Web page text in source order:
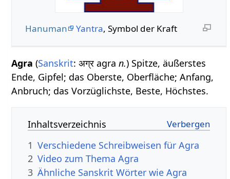
Hanuman Yantra, Symbol der Kraft
Agra (Sanskrit: अग्र agran.) Spitze, äußerstes
Ende, Gipfel; das Oberste, Oberfläche; Anfang,
Anbruch; das Vorzüglichste, Beste, Höchstes.
Inhaltsverzeichnis
1 Verschiedene Schreibweisen für Agra
2 Video zum Thema Agra
3 Ähnliche Sanskrit Wörter wie Agra